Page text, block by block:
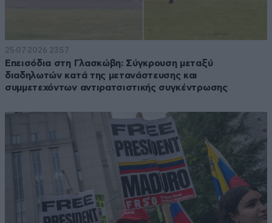
25·07·2026 23:57
Επεισόδια στη Γλασκώβη: Σύγκρουση μεταξύ
διαδηλωτών κατά της μετανάστευσης και
συμμετεχόντων αντιρατσιστικής συγκέντρωσης